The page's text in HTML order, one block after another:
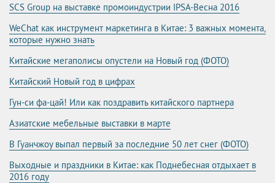
SCS Group на выставке промоиндустрии IPSA-Весна 2016
WeChat как инструмент маркетинга в Китае: 3 важных момента,
которые нужно знать
Китайские мегаполисы опустели на Новый год (ФОТО)
Китайский Новый год в цифрах
Гун-си фа-цай! Или как поздравить китайского партнера
Азиатские мебельные выставки в марте
В Гуанчжоу выпал первый за последние 50 лет снег (ФОТО)
Выходные и праздники в Китае: как Поднебесная отдыхает в
2016 году